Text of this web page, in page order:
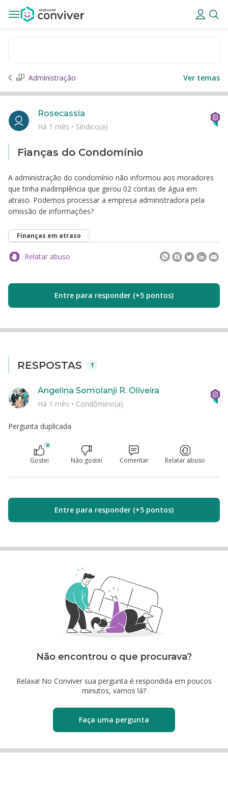
Administração Ver temas
Fianças do Condomínio
A administração do condomínio não informou aos moradores
que tinha inadimplência que gerou 02 contas de água em
atraso. Podemos processar a empresa administradora pela
omissão de informações?
Finanças em atraso
Rosecassia
Há 1 mês • Síndico(a)
Relatar abuso
Entre para responder (+5 pontos)
RESPOSTAS 1
Pergunta duplicada
Angelina Somolanji R. Oliveira
Há 1 mês • Condômino(a)
0
Gostei Não gostei Comentar Relatar abuso
Entre para responder (+5 pontos)
Não encontrou o que procurava?
Relaxa! No Conviver sua pergunta é respondida em poucos
minutos, vamos lá?
Faça uma pergunta